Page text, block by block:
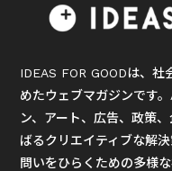
IDEAS FOR GOODは、社
めたウェブマガジンです
ン、アート、広告、政策
ばるクリエイティブな解
問いをひらくための多様